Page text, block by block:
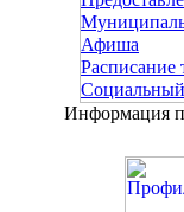
Афиша
Расписание
Информация